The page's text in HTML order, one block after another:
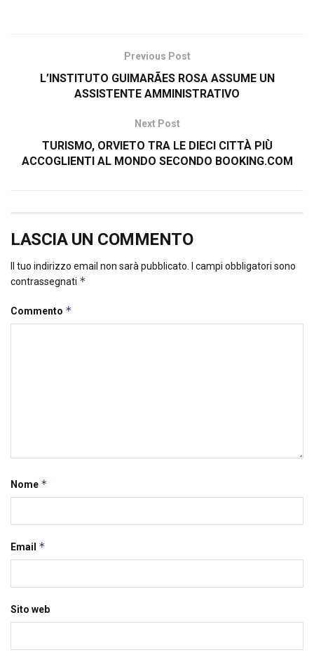
Previous Post
L’INSTITUTO GUIMARÃES ROSA ASSUME UN
ASSISTENTE AMMINISTRATIVO
Next Post
TURISMO, ORVIETO TRA LE DIECI CITTÀ PIÙ
ACCOGLIENTI AL MONDO SECONDO BOOKING.COM
LASCIA UN COMMENTO
Il tuo indirizzo email non sarà pubblicato.
I campi obbligatori sono
contrassegnati *
Commento *
Nome *
Email *
Sito web